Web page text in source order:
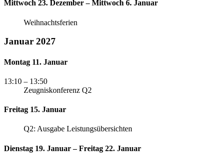
Mittwoch 23. Dezember – Mittwoch 6. Januar
Weihnachtsferien
Januar 2027
Montag 11. Januar
13:10 – 13:50
Zeugniskonferenz Q2
Freitag 15. Januar
Q2: Ausgabe Leistungsübersichten
Dienstag 19. Januar – Freitag 22. Januar